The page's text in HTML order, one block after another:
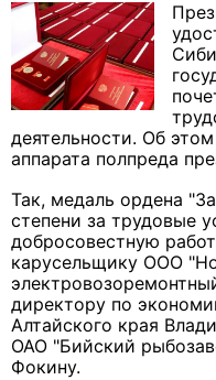
деятельности. Об
аппарата полпреда
Так, медаль ордена
степени за трудовые
добросовестную
карусельщику ООО
директору по
Алтайского края
ОАО "Бийский
Фокину.